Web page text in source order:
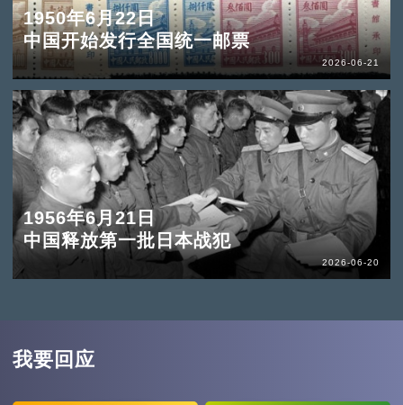
1950年6月22日
中国开始发行全国统一邮票
2026-06-21
1956年6月21日
中国释放第一批日本战犯
2026-06-20
我要回应